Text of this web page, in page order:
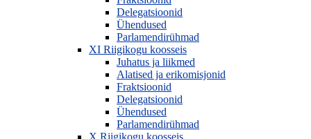
Delegatsioonid
Ühendused
Parlamendirühmad
XI Riigikogu koosseis
Juhatus ja liikmed
Alatised ja erikomisjonid
Fraktsioonid
Delegatsioonid
Ühendused
Parlamendirühmad
X Riigikogu koosseis